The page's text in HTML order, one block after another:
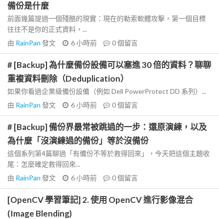
備份是什麼
前面幾篇提過一個殘酷的現實：現在的勒索軟體攻擊，第一個目標
往往不是你的正式資料，...
由 RainPan 發文 6 小時前 0個留言
# [Backup] 為什麼備份設備可以塞進 30 倍的資料？聊聊
重複資料刪除（Deduplication）
如果你看過企業級備份設備（例如 Dell PowerProtect DD 系列）...
由 RainPan 發文 6 小時前 0個留言
# [Backup] 備份界最常被跳過的一步：還原演練，以及
為什麼「沒演練過的備份」等於沒備份
這個系列第4篇聊過「有備份不等於救得回來」，今天把這個主題收
尾：怎麼確定救得回來...
由 RainPan 發文 6 小時前 0個留言
[OpenCV 學習筆記] 2. 使用 OpenCV 進行影像混合
(Image Blending)